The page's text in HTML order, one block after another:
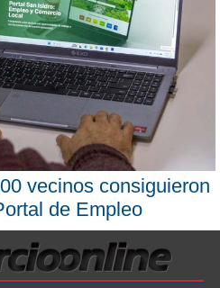
vecinos consiguieron
de Empleo